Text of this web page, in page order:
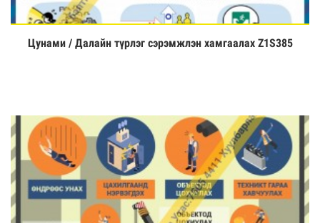
Үзэх
Цунами / Далайн түрлэг сэрэмжлэн хамгаалах Z1S385